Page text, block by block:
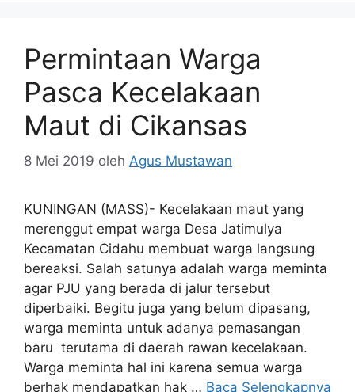
Permintaan Warga
Pasca Kecelakaan
Maut di Cikansas
8 Mei 2019 oleh Agus Mustawan
KUNINGAN (MASS)- Kecelakaan maut yang
merenggut empat warga Desa Jatimulya
Kecamatan Cidahu membuat warga langsung
bereaksi. Salah satunya adalah warga meminta
agar PJU yang berada di jalur tersebut
diperbaiki. Begitu juga yang belum dipasang,
warga meminta untuk adanya pemasangan
baru terutama di daerah rawan kecelakaan.
Warga meminta hal ini karena semua warga
berhak mendapatkan hak … Baca Selengkapnya